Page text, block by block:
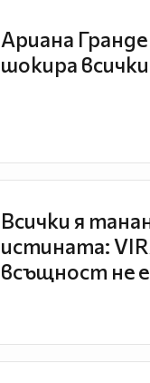
Ариана
шокира
Всички я
истината:
всъщност не